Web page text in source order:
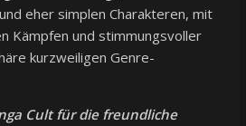
eher simplen Charakteren, mit
Kämpfen und stimmungsvoller
kurzweiligen Genre-
Cultfür die freundliche